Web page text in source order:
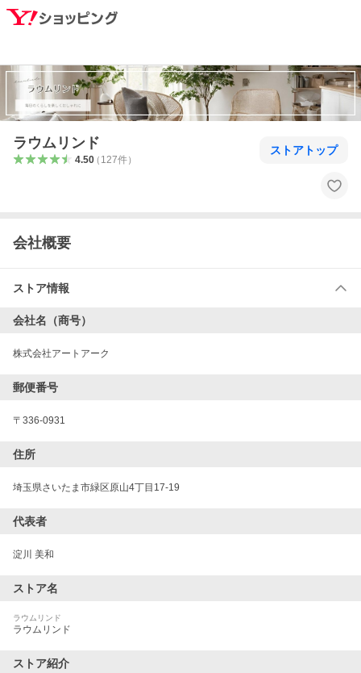
ラウムリンド
4.50（ 127件）
ストアトップ
会社概要
ストア情報
会社名（商号）
株式会社アートアーク
郵便番号
〒 336-0931
住所
埼玉県さいたま市緑区原山4丁目17-19
代表者
淀川 美和
ストア名
ラウムリンド
ラウムリンド
ストア紹介